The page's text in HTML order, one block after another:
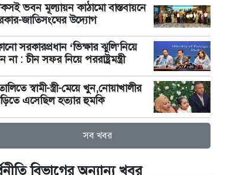
ভবন মূল্যায়ন কাঠামো বাস্তবায়নে
জাতিসংঘের উদ্যোগ
সরকারপ্রধান ‘ভিক্ষার ঝুলি’নিয়ে
না : চীন সফর নিয়ে পররাষ্ট্রমন্ত্রী
স্বামী-স্ত্রী-মেয়ে খুন,নোয়াখালীর
এসেছিল হত্যার হুমকি
সব খবর
বিভাগের অন্যান্য খবর